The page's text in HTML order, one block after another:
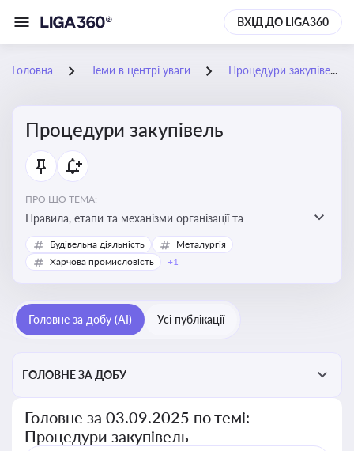
ВХІД ДО LIGA360
Головна Теми в центрі уваги Процедури закупівель
Процедури закупівель
ПРО ЩО ТЕМА:
Правила, етапи та механізми організації та
проведення закупівель товарів, робіт та послуг за
державні чи публічні кошти
Будівельна діяльність
Металургія
Харчова промисловість
+1
Головне за добу (AI) Усі публікації
ГОЛОВНЕ ЗА ДОБУ
Головне за 03.09.2025 по темі:
Процедури закупівель